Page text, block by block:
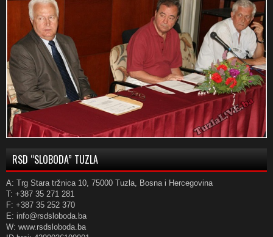
RSD “SLOBODA” TUZLA
A: Trg Stara tržnica 10, 75000 Tuzla, Bosna i Hercegovina
T: +387 35 271 281
F: +387 35 252 370
E: info@rsdsloboda.ba
W: www.rsdsloboda.ba